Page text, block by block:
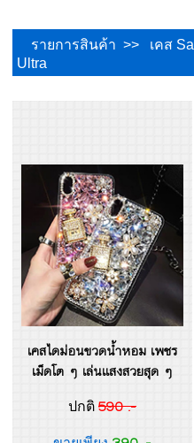
รายการสินค้า >> เคส
Ultra
เคสไดม่อนขวดน้ำหอม เพชร
เม็ดโต ๆ เล่นแสงสวยสุด ๆ
ปกติ 590 .-